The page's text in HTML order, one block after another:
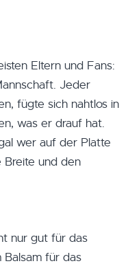
Eltern und Fans:
Jeder
fügte sich nahtlos in
was er drauf hat.
wer auf der Platte
Breite und den
nur gut für das
für das